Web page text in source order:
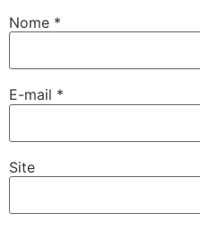
Nome *
E-mail *
Site